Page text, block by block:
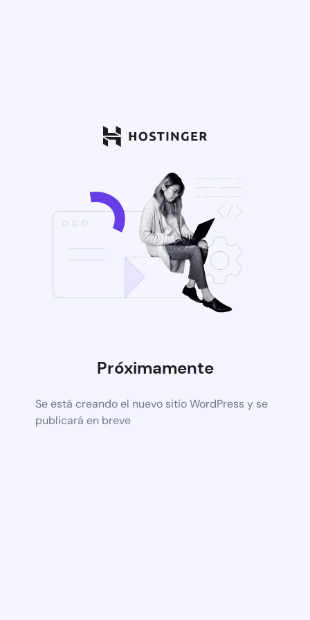
Próximamente
Se está creando el nuevo sitio WordPress y se
publicará en breve